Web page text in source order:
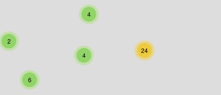
4
2
4
24
6